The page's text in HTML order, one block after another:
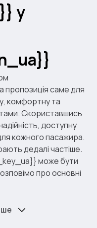
у
саме для
комфортну та
Скориставшись
доступну
кожного пасажира.
дедалі частіше.
може бути
про основні